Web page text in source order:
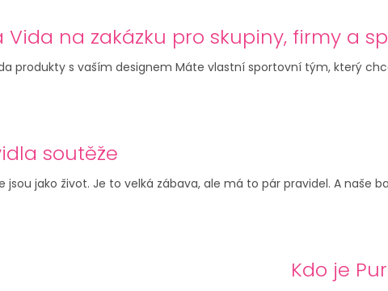
Vida na zakázku pro skupiny, firmy a
produkty s vaším designem Máte vlastní sportovní tým, který
soutěže
jsou jako život. Je to velká zábava, ale má to pár pravidel. A naše
Kdo je